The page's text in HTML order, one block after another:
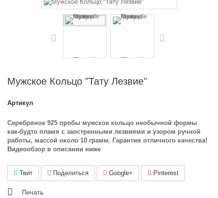
Мужское Кольцо "Тату Лезвие"
Артикул
Серебряное 925 пробы мужское кольцо необычной формы
как-будто пламя с заостренными лезвиями и узором ручной
работы, массой около 10 грамм. Гарантия отличного качества!
Видеообзор в описании ниже
Твит Поделиться Google+ Pinterest
Печать